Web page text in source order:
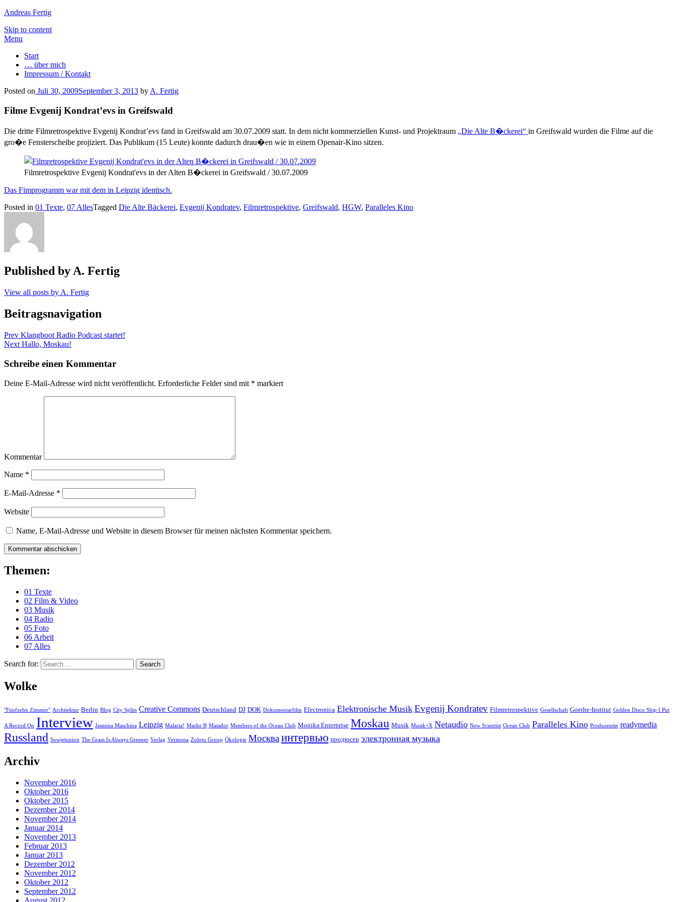
Andreas Fertig
Skip to content
Menu
Start
… über mich
Impressum / Kontakt
Posted on Juli 30, 2009September 3, 2013 by A. Fertig
Filme Evgenij Kondrat’evs in Greifswald
Die dritte Filmretrospektive Evgenij Kondrat’evs fand in Greifswald am 30.07.2009 statt. In dem nicht kommerziellen Kunst- und Projektraum „Die Alte B�ckerei“ in Greifswald wurden die Filme auf die
gro�e Fensterscheibe projiziert. Das Publikum (15 Leute) konnte dadurch drau�en wie in einem Openair-Kino sitzen.
Filmretrospektive Evgenij Kondrat'evs in der Alten B�ckerei in Greifswald / 30.07.2009
Das Fimprogramm war mit dem in Leipzig identisch.
Posted in 01 Texte, 07 AllesTagged Die Alte Bäckerei, Evgenij Kondratev, Filmretrospektive, Greifswald, HGW, Paralleles Kino
Published byA. Fertig
View all posts by A. Fertig
Beitragsnavigation
Prev Klangboot Radio Podcast startet!
Next Hallo, Moskau!
Schreibe einen Kommentar
Deine E-Mail-Adresse wird nicht veröffentlicht. Erforderliche Felder sind mit * markiert
Kommentar
Name *
E-Mail-Adresse *
Website
Name, E-Mail-Adresse und Website in diesem Browser für meinen nächsten Kommentar speichern.
Themen:
01 Texte
02 Film & Video
03 Musik
04 Radio
05 Foto
06 Arbeit
07 Alles
Search for: Search
Wolke
"Fünfzehn Zimmer" Architektur Berlin Blog City Splits Creative Commons Deutschland DJ DOK Dokumentarfilm Electronica Elektronische Musik Evgenij Kondratev Filmretrospektive Gesellschaft Goethe-Institut Golden Disco Ship I Put
A Record On Interview Jasmina Maschina Leipzig Malaria! Marke B Matador Members of the Ocean Club Monika Enterprise Moskau Musik Musik+X Netaudio New Scientist Ocean Club Paralleles Kino Produzentin readymedia
Russland Sowjetunion The Grass Is Always Greener Verlag Vermona Zoloto Group Ökologie Москваинтервью продюсер электронная музыка
Archiv
November 2016
Oktober 2016
Oktober 2015
Dezember 2014
November 2014
Januar 2014
November 2013
Februar 2013
Januar 2013
Dezember 2012
November 2012
Oktober 2012
September 2012
August 2012